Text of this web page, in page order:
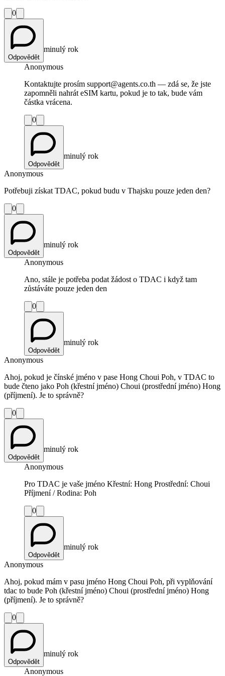
0
Odpovědět
minulý rok
Anonymous
Kontaktujte prosím support@agents.co.th — zdá se, že jste
zapomněli nahrát eSIM kartu, pokud je to tak, bude vám
částka vrácena.
0
Odpovědět
minulý rok
Anonymous
Potřebuji získat TDAC, pokud budu v Thajsku pouze jeden den?
0
Odpovědět
minulý rok
Anonymous
Ano, stále je potřeba podat žádost o TDAC i když tam
zůstáváte pouze jeden den
0
Odpovědět
minulý rok
Anonymous
Ahoj, pokud je čínské jméno v pase Hong Choui Poh, v TDAC to
bude čteno jako Poh (křestní jméno) Choui (prostřední jméno) Hong
(příjmení). Je to správně?
0
Odpovědět
minulý rok
Anonymous
Pro TDAC je vaše jméno Křestní: Hong Prostřední: Choui
Příjmení / Rodina: Poh
0
Odpovědět
minulý rok
Anonymous
Ahoj, pokud mám v pasu jméno Hong Choui Poh, při vyplňování
tdac to bude Poh (křestní jméno) Choui (prostřední jméno) Hong
(příjmení). Je to správně?
0
Odpovědět
minulý rok
Anonymous